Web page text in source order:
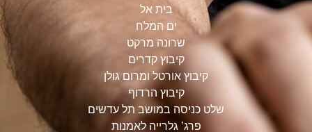
בית אל
ים המלח
שרונה מרקט
קיבוץ קדרים
קיבוץ אורטל ומרום גולן
קיבוץ הרדוף
שלט כניסה במושב תל עדשים
פרג’ גלרייה לאמנות